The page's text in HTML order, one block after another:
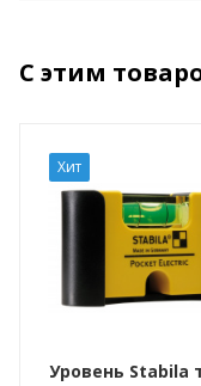
С этим
Хит
Уровень Stabila